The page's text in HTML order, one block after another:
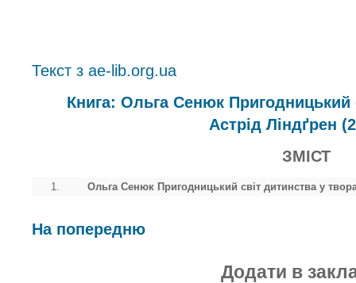
Текст з ae-lib.org.ua
Книга: Ольга Сенюк Пригодницький
Астрід Ліндґрен
ЗМІСТ
1. Ольга Сенюк Пригодницький світ дитинства у
На попередню
Додати в